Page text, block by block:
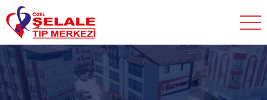
panel
panel
paketleri